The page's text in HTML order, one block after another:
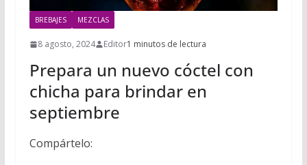
BREBAJES MEZCLAS
8 agosto, 2024 Editor1 minutos de lectura
Prepara un nuevo cóctel con
chicha para brindar en
septiembre
Compártelo: